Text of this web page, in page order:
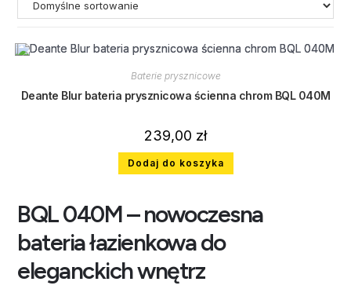
Baterie prysznicowe
Deante Blur bateria prysznicowa ścienna chrom BQL 040M
239,00 zł
Dodaj do koszyka
BQL 040M – nowoczesna
bateria łazienkowa do
eleganckich wnętrz